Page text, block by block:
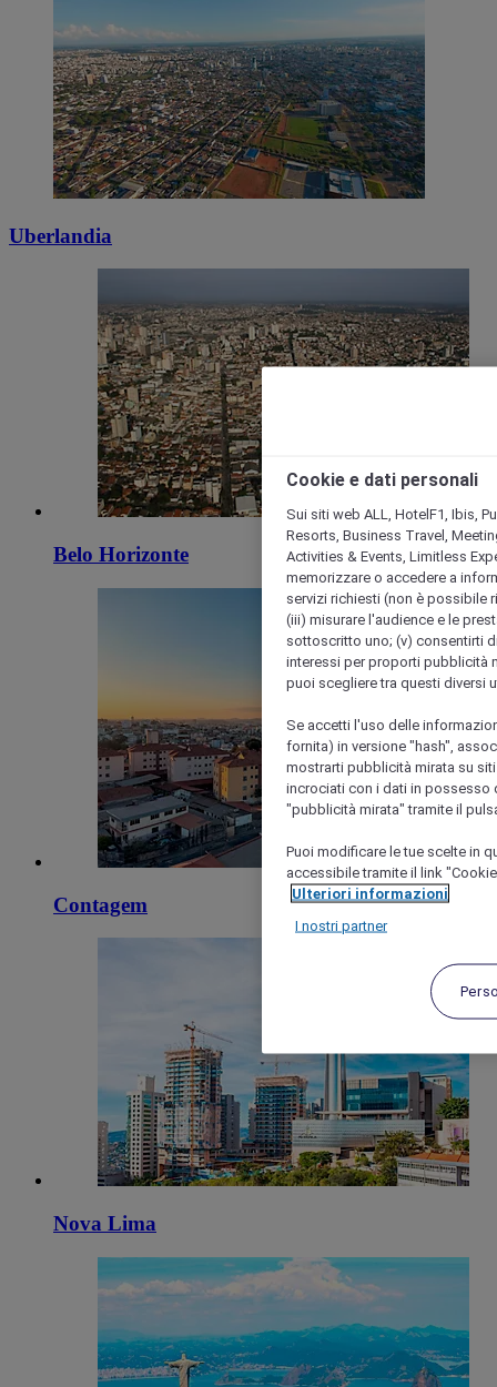
Uberlandia
Belo Horizonte
Contagem
Nova Lima
Cookie e dati personali
Sui siti web ALL, HotelF1, Ibis,
Resorts, Business Travel,
Activities & Events, Limitless
memorizzare o accedere a
servizi richiesti (non è possibile
(iii) misurare l'audience e le
sottoscritto uno; (v) consentirti
interessi per proporti pubblicità
puoi scegliere tra questi diversi
Se accetti l'uso delle
fornita) in versione "hash",
mostrarti pubblicità mirata su
incrociati con i dati in possesso
"pubblicità mirata" tramite il
Puoi modificare le tue scelte in
accessibile tramite il link
Ulteriori informazioni
I nostri partner